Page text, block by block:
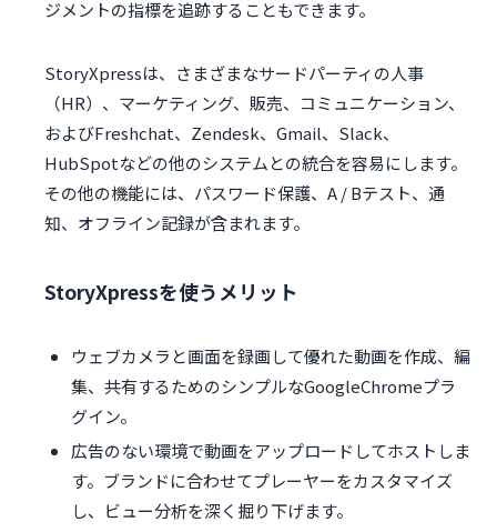
ジメントの指標を追跡することもできます。
StoryXpressは、さまざまなサードパーティの人事
（HR）、マーケティング、販売、コミュニケーション、
およびFreshchat、Zendesk、Gmail、Slack、
HubSpotなどの他のシステムとの統合を容易にします。
その他の機能には、パスワード保護、A / Bテスト、通
知、オフライン記録が含まれます。
StoryXpressを使うメリット
ウェブカメラと画面を録画して優れた動画を作成、編
集、共有するためのシンプルなGoogleChromeプラ
グイン。
広告のない環境で動画をアップロードしてホストしま
す。ブランドに合わせてプレーヤーをカスタマイズ
し、ビュー分析を深く掘り下げます。